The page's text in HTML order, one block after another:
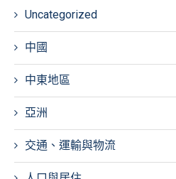
Uncategorized
中國
中東地區
亞洲
交通、運輸與物流